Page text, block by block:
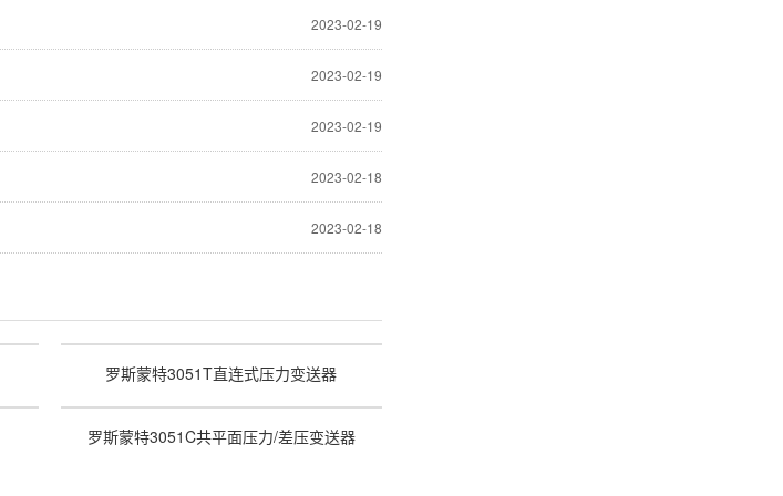
2023-02-19
2023-02-19
2023-02-19
2023-02-18
2023-02-18
罗斯蒙特3051T直连式压力变送器
罗斯蒙特3051C共平面压力/差压变送器